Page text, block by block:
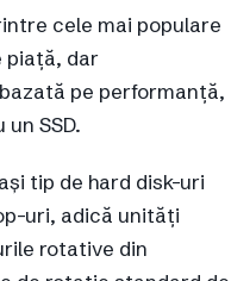
cele mai populare
piață, dar
pe performanță,
SSD.
tip de hard disk-uri
uri, adică unități
rotative din